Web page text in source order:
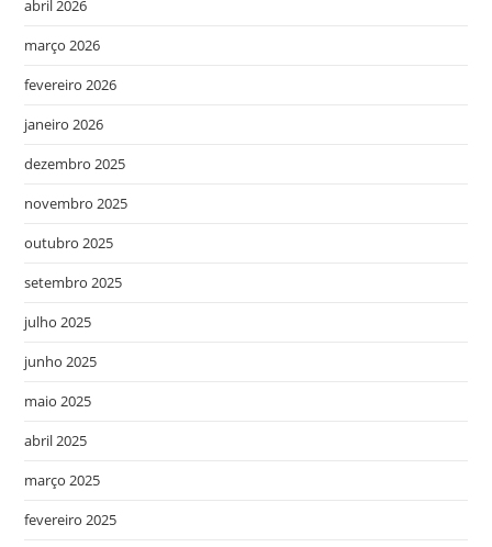
abril 2026
março 2026
fevereiro 2026
janeiro 2026
dezembro 2025
novembro 2025
outubro 2025
setembro 2025
julho 2025
junho 2025
maio 2025
abril 2025
março 2025
fevereiro 2025